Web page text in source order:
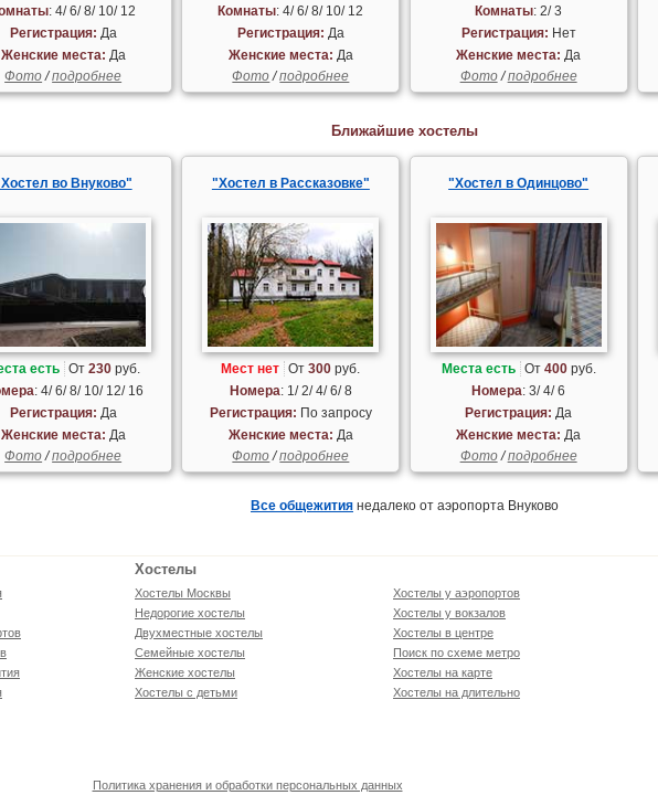
: 4/ 6/ 8/ 10/ 12
Регистрация: Да
Женские места: Да
Фото/подробнее
Комнаты: 4/ 6/ 8/ 10/ 12
Регистрация: Да
Женские места: Да
Фото/подробнее
Комнаты: 2/ 3
Регистрация: Нет
Женские места: Да
Фото/подробнее
Ближайшие хостелы
во Внуково"
есть От230 руб.
: 4/ 6/ 8/ 10/ 12/ 16
Регистрация: Да
Женские места: Да
Фото/подробнее
"Хостел в Рассказовке"
Мест нет От300 руб.
Номера: 1/ 2/ 4/ 6/ 8
Регистрация: По запросу
Женские места: Да
Фото/подробнее
"Хостел в Одинцово"
Места есть От 400руб.
Номера: 3/ 4/ 6
Регистрация: Да
Женские места: Да
Фото/подробнее
Все общежития недалеко от аэропорта Внуково
Хостелы
Хостелы Москвы
Недорогие хостелы
Двухместные хостелы
Семейные хостелы
Женские хостелы
Хостелы с детьми
Хостелы у аэропортов
Хостелы у вокзалов
Хостелы в центре
Поиск по схеме метро
Хостелы на карте
Хостелы на длительно
Политика хранения и обработки персональных данных